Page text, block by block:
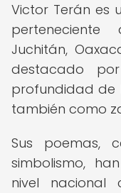
Victor Terán es
Juchitán,
destacado
profundidad de
también como
Sus poemas,
simbolismo,
nivel nacional